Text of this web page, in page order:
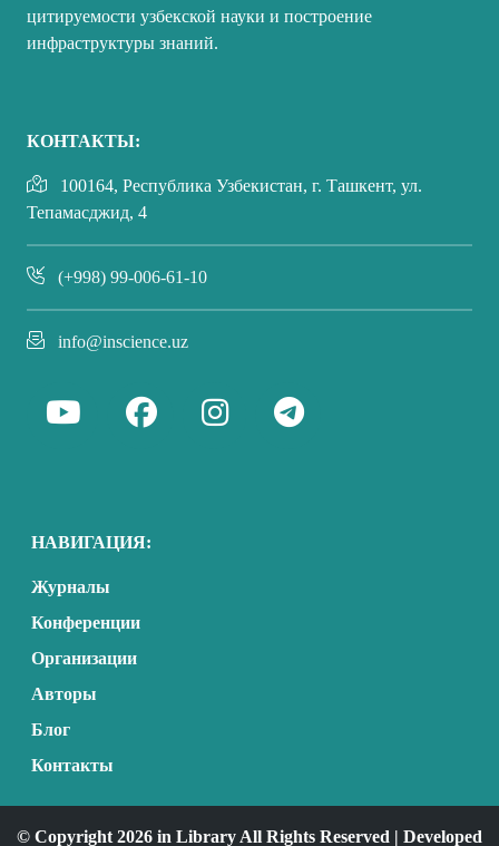
цитируемости узбекской науки и построение
инфраструктуры знаний.
КОНТАКТЫ:
100164, Республика Узбекистан, г. Ташкент, ул.
Тепамасджид, 4
(+998) 99-006-61-10
info@inscience.uz
НАВИГАЦИЯ:
Журналы
Конференции
Организации
Авторы
Блог
Контакты
© Copyright 2026 in Library All Rights Reserved | Developed